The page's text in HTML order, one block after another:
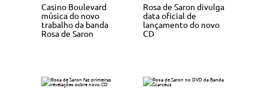
Casino Boulevard
música do novo
trabalho da banda
Rosa de Saron
Rosa de Saron divulga
data oficial de
lançamento do novo
CD